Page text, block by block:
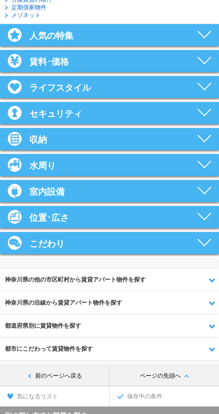
定期借家物件
メゾネット
人気の特集
賃料･価格
ライフスタイル
セキュリティ
収納
水周り
室内設備
位置･広さ
こだわり
神奈川県の他の市区町村から賃貸アパート物件を探す
神奈川県の沿線から賃貸アパート物件を探す
都道府県別に賃貸物件を探す
都市にこだわって賃貸物件を探す
前のページへ戻る ページの先頭へ
気になるリスト 保存中の条件